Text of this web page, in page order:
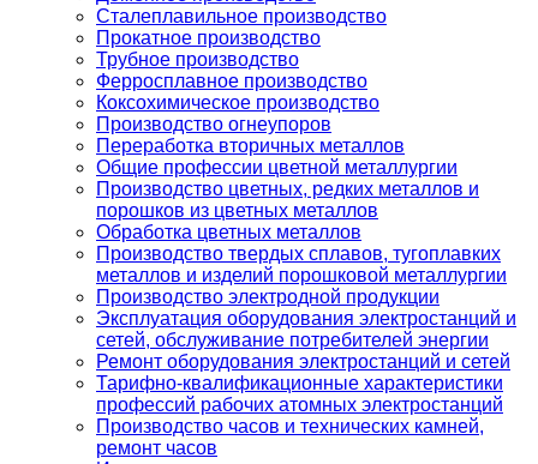
Сталеплавильное производство
Прокатное производство
Трубное производство
Ферросплавное производство
Коксохимическое производство
Производство огнеупоров
Переработка вторичных металлов
Общие профессии цветной металлургии
Производство цветных, редких металлов и
порошков из цветных металлов
Обработка цветных металлов
Производство твердых сплавов, тугоплавких
металлов и изделий порошковой металлургии
Производство электродной продукции
Эксплуатация оборудования электростанций и
сетей, обслуживание потребителей энергии
Ремонт оборудования электростанций и сетей
Тарифно-квалификационные характеристики
профессий рабочих атомных электростанций
Производство часов и технических камней,
ремонт часов